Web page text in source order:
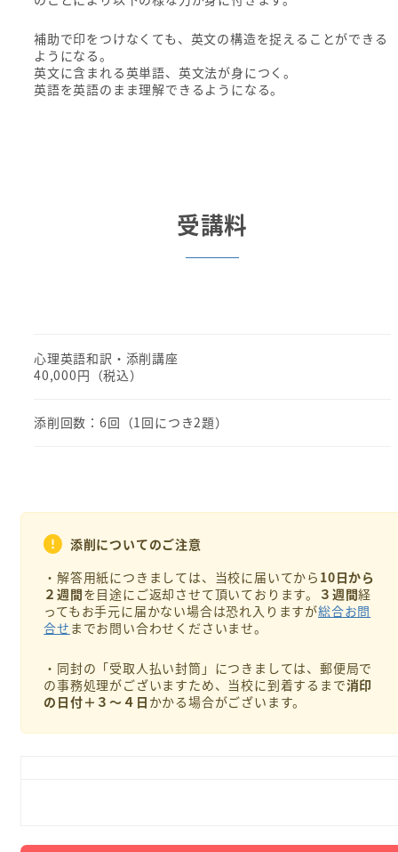
補助で印をつけなくても、英文の構造を捉えることができる
ようになる。
英文に含まれる英単語、英文法が身につく。
英語を英語のまま理解できるようになる。
受講料
心理英語和訳・添削講座
40,000円（税込）
添削回数：6回（1回につき2題）
添削についてのご注意
・解答用紙につきましては、当校に届いてから 10日から
２週間を目途にご返却させて頂いております。 ３週間経
ってもお手元に届かない場合は恐れ入りますが総合お問
合せ までお問い合わせくださいませ。
・同封の「受取人払い封筒」につきましては、郵便局で
の事務処理がございますため、当校に到着するまで消印
の日付＋３～４日 かかる場合がございます。